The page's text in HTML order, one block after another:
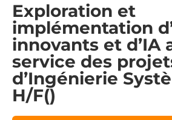
Exploration et
implémentation
innovants et d’IA
service des
d’Ingénierie
H/F()